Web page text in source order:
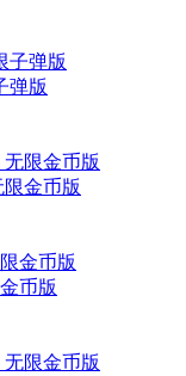
弹版
金币版
币版